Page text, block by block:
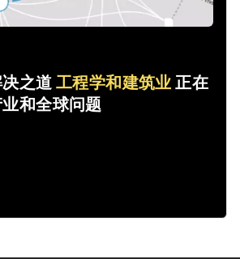
之道工程学和建筑业 正在
和全球问题